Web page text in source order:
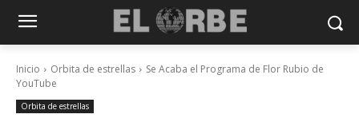
Inicio Orbita de estrellas
Se Acaba el Programa de Flor Rubio de
YouTube
Orbita de estrellas